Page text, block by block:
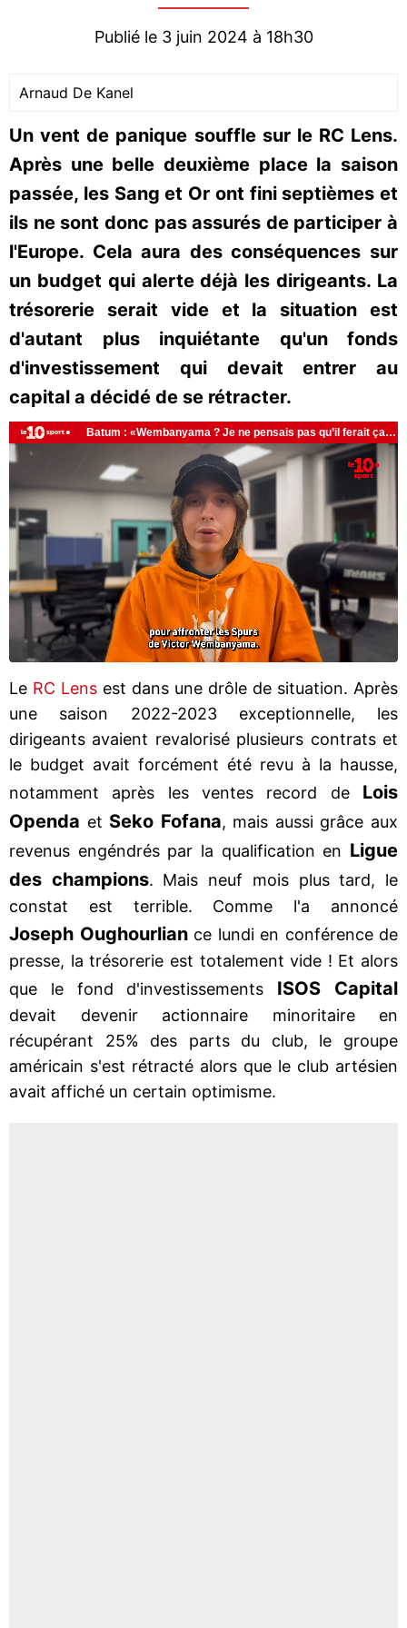
Publié le 3 juin 2024 à 18h30
Arnaud De Kanel
Un vent de panique souffle sur le RC Lens.
Après une belle deuxième place la saison
passée, les Sang et Or ont fini septièmes et
ils ne sont donc pas assurés de participer à
l'Europe. Cela aura des conséquences sur
un budget qui alerte déjà les dirigeants. La
trésorerie serait vide et la situation est
d'autant plus inquiétante qu'un fonds
d'investissement qui devait entrer au
capital a décidé de se rétracter.
Le RC Lens est dans une drôle de situation. Après
une saison 2022-2023 exceptionnelle, les
dirigeants avaient revalorisé plusieurs contrats et
le budget avait forcément été revu à la hausse,
notamment après les ventes record de Lois
Openda et Seko Fofana, mais aussi grâce aux
revenus engéndrés par la qualification en Ligue
des champions. Mais neuf mois plus tard, le
constat est terrible. Comme l'a annoncé
Joseph Oughourliance lundi en conférence de
presse, la trésorerie est totalement vide ! Et alors
que le fond d'investissements ISOS Capital
devait devenir actionnaire minoritaire en
récupérant 25% des parts du club, le groupe
américain s'est rétracté alors que le club artésien
avait affiché un certain optimisme.